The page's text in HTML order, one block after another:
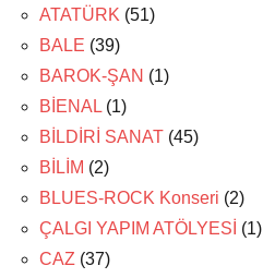
ATATÜRK (51)
BALE (39)
BAROK-ŞAN (1)
BİENAL (1)
BİLDİRİ SANAT (45)
BİLİM (2)
BLUES-ROCK Konseri (2)
ÇALGI YAPIM ATÖLYESİ (1)
CAZ (37)